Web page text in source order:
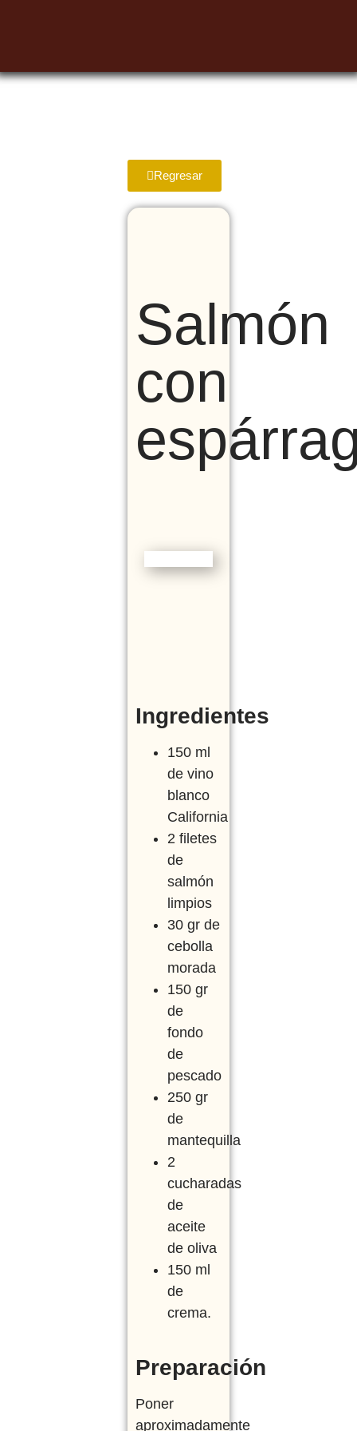
Regresar
Salmón
con
Ingredientes
150 ml
de vino
blanco
California
2 filetes
de
salmón
limpios
30 gr de
cebolla
morada
150 gr
de
fondo
de
pescado
250 gr
de
mantequilla
2
cucharadas
de
aceite
de oliva
150 ml
de
crema.
Preparación
Poner
aproximadamente